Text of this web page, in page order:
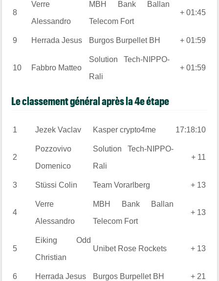
8
Verre
Alessandro
MBH Bank Ballan
Telecom Fort
+ 01:45
9 Herrada Jesus Burgos Burpellet BH + 01:59
10 Fabbro Matteo
Solution Tech-NIPPO-
Rali
+ 01:59
Le classement général après la 4e étape
1 Jezek Vaclav Kasper crypto4me 17:18:10
2
Pozzovivo
Domenico
Solution Tech-NIPPO-
Rali
+ 11
3 Stüssi Colin Team Vorarlberg + 13
4
Verre
Alessandro
MBH Bank Ballan
Telecom Fort
+ 13
5
Eiking Odd
Christian
Unibet Rose Rockets + 13
6 Herrada Jesus Burgos Burpellet BH + 21